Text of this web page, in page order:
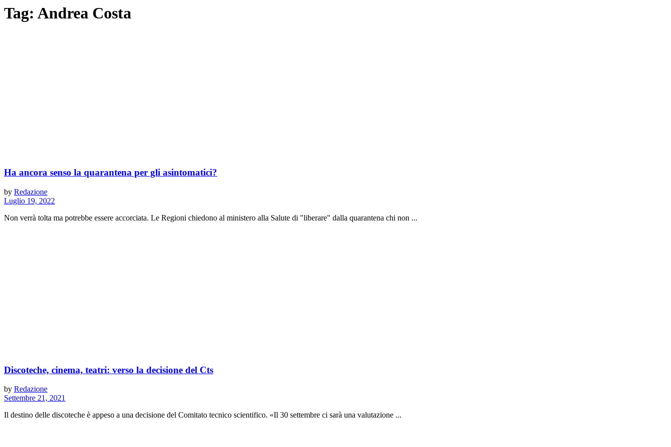
Tag: Andrea Costa
Ha ancora senso la quarantena per gli asintomatici?
by Redazione
Luglio 19, 2022
Non verrà tolta ma potrebbe essere accorciata. Le Regioni chiedono al ministero alla Salute di "liberare" dalla quarantena chi non ...
Discoteche, cinema, teatri: verso la decisione del Cts
by Redazione
Settembre 21, 2021
Il destino delle discoteche è appeso a una decisione del Comitato tecnico scientifico. «Il 30 settembre ci sarà una valutazione ...